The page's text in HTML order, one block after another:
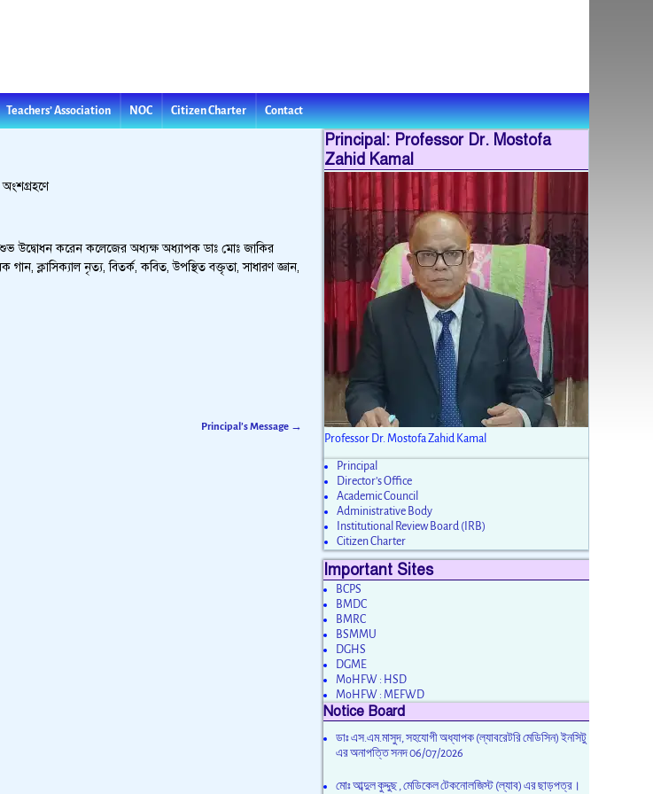
Teachers’ Association NOC Citizen Charter Contact
অংশগ্রহণে
শুভ উদ্বোধন করেন কলেজের অধ্যক্ষ অধ্যাপক ডাঃ মোঃ জাকির
ক্লাসিক্যাল নৃত্য, বিতর্ক, কবিত, উপস্থিত বক্তৃতা, সাধারণ জ্ঞান,
Principal’s Message →
Principal: Professor Dr. Mostofa
Zahid Kamal
Professor Dr. Mostofa Zahid Kamal
Principal
Director’s Office
Academic Council
Administrative Body
Institutional Review Board (IRB)
Citizen Charter
Important Sites
BCPS
BMDC
BMRC
BSMMU
DGHS
DGME
MoHFW : HSD
MoHFW : MEFWD
Notice Board
ডাঃ এস.এম.মাসুদ, সহযোগী অধ্যাপক (ল্যাবরেটরি মেডিসিন) ইনসিটু
এর অনাপত্তি সনদ06/07/2026
মোঃ আব্দুল কুদ্দুছ , মেডিকেল টেকনোলজিস্ট (ল্যাব) এর ছাড়পত্র।